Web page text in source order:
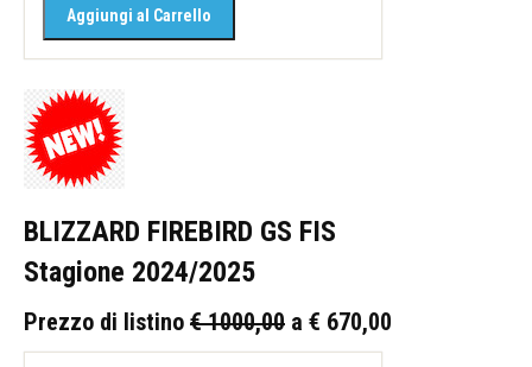
BLIZZARD FIREBIRD GS FIS
Stagione 2024/2025
Prezzo di listino € 1000,00 a € 670,00